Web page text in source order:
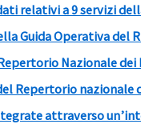
relativi a 9 servizi
Guida Operativa del
Nazionale
Repertorio
attraverso